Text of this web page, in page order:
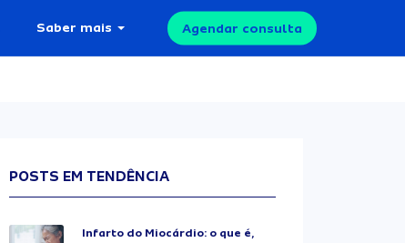
Saber mais Agendar consulta
POSTS EM TENDÊNCIA
Infarto do Miocárdio: o que é,